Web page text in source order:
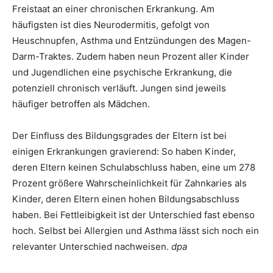
Freistaat an einer chronischen Erkrankung. Am
häufigsten ist dies Neurodermitis, gefolgt von
Heuschnupfen, Asthma und Entzündungen des Magen-
Darm-Traktes. Zudem haben neun Prozent aller Kinder
und Jugendlichen eine psychische Erkrankung, die
potenziell chronisch verläuft. Jungen sind jeweils
häufiger betroffen als Mädchen.
Der Einfluss des Bildungsgrades der Eltern ist bei
einigen Erkrankungen gravierend: So haben Kinder,
deren Eltern keinen Schulabschluss haben, eine um 278
Prozent größere Wahrscheinlichkeit für Zahnkaries als
Kinder, deren Eltern einen hohen Bildungsabschluss
haben. Bei Fettleibigkeit ist der Unterschied fast ebenso
hoch. Selbst bei Allergien und Asthma lässt sich noch ein
relevanter Unterschied nachweisen. dpa